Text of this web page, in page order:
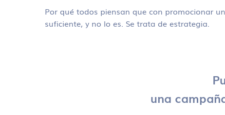
Por qué todos piensan que con promocionar
suficiente, y no lo es. Se trata de estrategia.
una